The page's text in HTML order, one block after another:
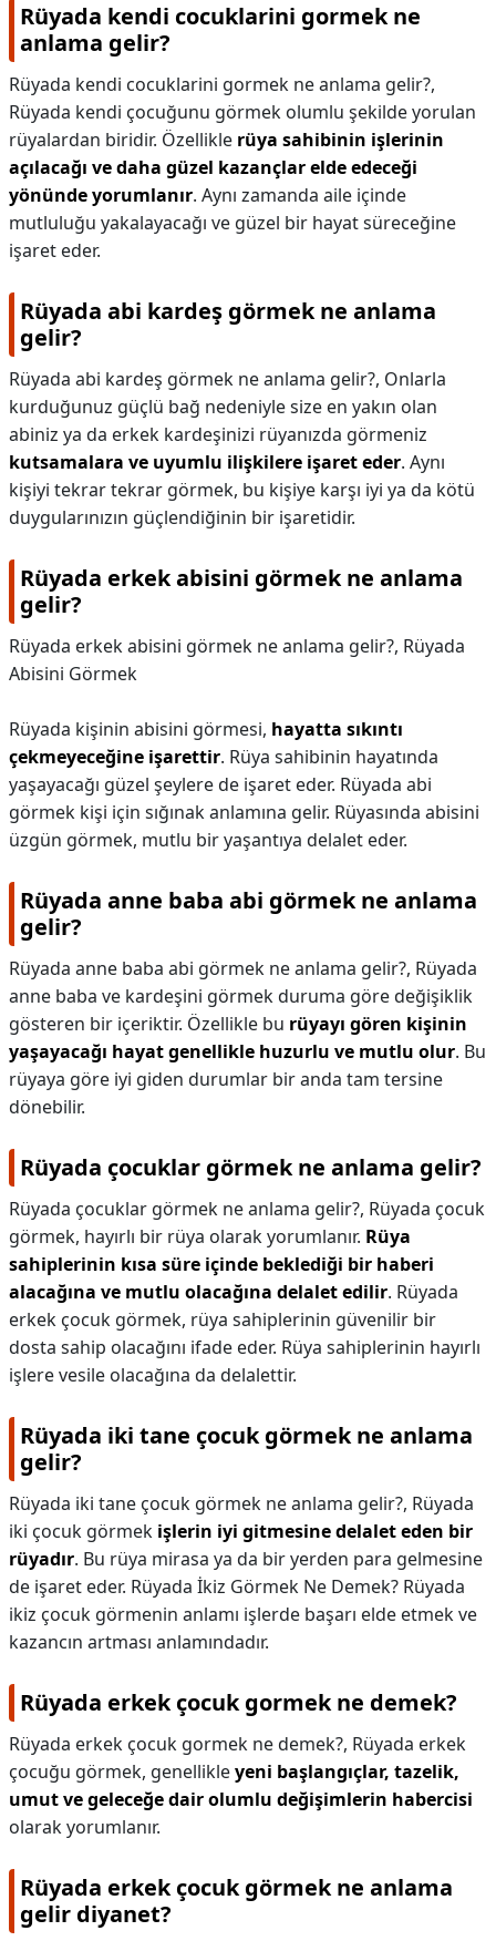
Rüyada kendi cocuklarini gormek ne
anlama gelir?
Rüyada kendi cocuklarini gormek ne anlama gelir?,
Rüyada kendi çocuğunu görmek olumlu şekilde yorulan
rüyalardan biridir. Özellikle rüya sahibinin işlerinin
açılacağı ve daha güzel kazançlar elde edeceği
yönünde yorumlanır. Aynı zamanda aile içinde
mutluluğu yakalayacağı ve güzel bir hayat süreceğine
işaret eder.
Rüyada abi kardeş görmek ne anlama
gelir?
Rüyada abi kardeş görmek ne anlama gelir?, Onlarla
kurduğunuz güçlü bağ nedeniyle size en yakın olan
abiniz ya da erkek kardeşinizi rüyanızda görmeniz
kutsamalara ve uyumlu ilişkilere işaret eder. Aynı
kişiyi tekrar tekrar görmek, bu kişiye karşı iyi ya da kötü
duygularınızın güçlendiğinin bir işaretidir.
Rüyada erkek abisini görmek ne anlama
gelir?
Rüyada erkek abisini görmek ne anlama gelir?, Rüyada
Abisini Görmek
Rüyada kişinin abisini görmesi, hayatta sıkıntı
çekmeyeceğine işarettir. Rüya sahibinin hayatında
yaşayacağı güzel şeylere de işaret eder. Rüyada abi
görmek kişi için sığınak anlamına gelir. Rüyasında abisini
üzgün görmek, mutlu bir yaşantıya delalet eder.
Rüyada anne baba abi görmek ne anlama
gelir?
Rüyada anne baba abi görmek ne anlama gelir?, Rüyada
anne baba ve kardeşini görmek duruma göre değişiklik
gösteren bir içeriktir. Özellikle bu rüyayı gören kişinin
yaşayacağı hayat genellikle huzurlu ve mutlu olur. Bu
rüyaya göre iyi giden durumlar bir anda tam tersine
dönebilir.
Rüyada çocuklar görmek ne anlama gelir?
Rüyada çocuklar görmek ne anlama gelir?, Rüyada çocuk
görmek, hayırlı bir rüya olarak yorumlanır. Rüya
sahiplerinin kısa süre içinde beklediği bir haberi
alacağına ve mutlu olacağına delalet edilir. Rüyada
erkek çocuk görmek, rüya sahiplerinin güvenilir bir
dosta sahip olacağını ifade eder. Rüya sahiplerinin hayırlı
işlere vesile olacağına da delalettir.
Rüyada iki tane çocuk görmek ne anlama
gelir?
Rüyada iki tane çocuk görmek ne anlama gelir?, Rüyada
iki çocuk görmek işlerin iyi gitmesine delalet eden bir
rüyadır. Bu rüya mirasa ya da bir yerden para gelmesine
de işaret eder. Rüyada İkiz Görmek Ne Demek? Rüyada
ikiz çocuk görmenin anlamı işlerde başarı elde etmek ve
kazancın artması anlamındadır.
Rüyada erkek çocuk gormek ne demek?
Rüyada erkek çocuk gormek ne demek?, Rüyada erkek
çocuğu görmek, genellikleyeni başlangıçlar, tazelik,
umut ve geleceğe dair olumlu değişimlerin habercisi
olarak yorumlanır.
Rüyada erkek çocuk görmek ne anlama
gelir diyanet?